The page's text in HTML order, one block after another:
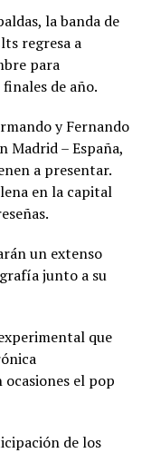
la banda de
regresa a
para
de año.
y Fernando
Madrid – España,
a presentar.
en la capital
un extenso
junto a su
que
el pop
de los